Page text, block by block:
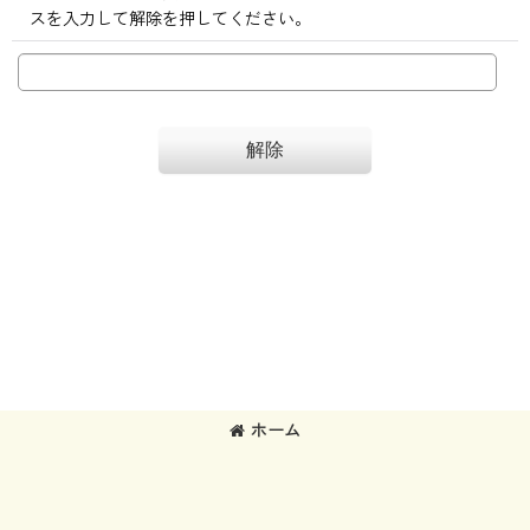
スを入力して解除を押してください。
解除
ホーム